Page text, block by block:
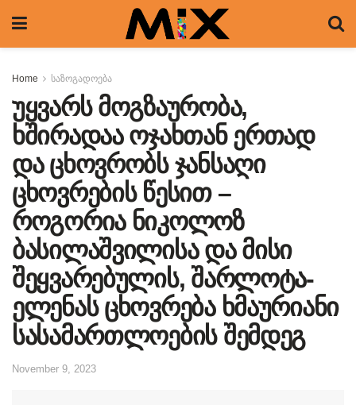
Home საზოგადოება
უყვარს მოგზაურობა,
ხშირადაა ოჯახთან ერთად
და ცხოვრობს ჯანსაღი
ცხოვრების წესით –
როგორია ნიკოლოზ
ბასილაშვილისა და მისი
შეყვარებულის, შარლოტა-
ელენას ცხოვრება ხმაურიანი
სასამართლოების შემდეგ
November 9, 2023